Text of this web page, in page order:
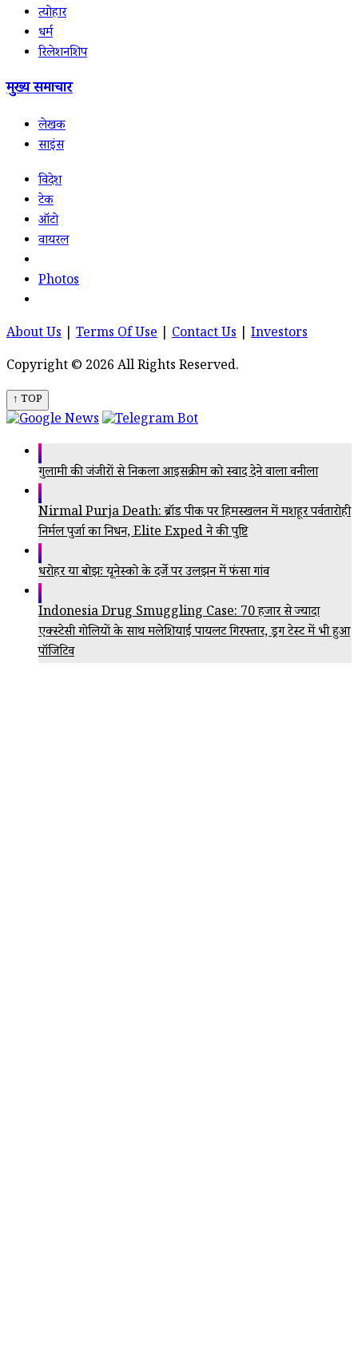
त्योहार
धर्म
रिलेशनशिप
मुख्य समाचार
लेखक
साइंस
विदेश
टेक
ऑटो
वायरल
Photos
About Us Terms Of Use Contact Us
Investors
Copyright © 2026 All Rights Reserved.
↑ TOP
गुलामी की जंजीरों से निकला आइसक्रीम को स्वाद देने वाला वनीला
Nirmal Purja Death: ब्रॉड पीक पर हिमस्खलन में मशहूर पर्वतारोही
निर्मल पुर्जा का निधन, Elite Exped ने की पुष्टि
धरोहर या बोझः यूनेस्को के दर्जे पर उलझन में फंसा गांव
Indonesia Drug Smuggling Case: 70 हजार से ज्यादा
एक्स्टेसी गोलियों के साथ मलेशियाई पायलट गिरफ्तार, ड्रग टेस्ट में भी हुआ
पॉजिटिव